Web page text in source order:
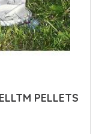
PELLETS